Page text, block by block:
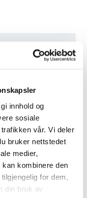
innhold og
sosiale
vår. Vi deler
bruker nettstedet
medier,
kombinere den
for dem,
din bruk av